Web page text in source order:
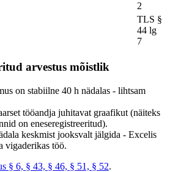
2
TLS §
44 lg
7
arvestus mõistlik
on stabiilne 40 h nädalas - lihtsam
tööandja juhitavat graafikut (näiteks
on eneseregistreeritud).
keskmist jooksvalt jälgida - Excelis
vigaderikas töö.
§ 6, § 43, § 46, § 51, § 52.